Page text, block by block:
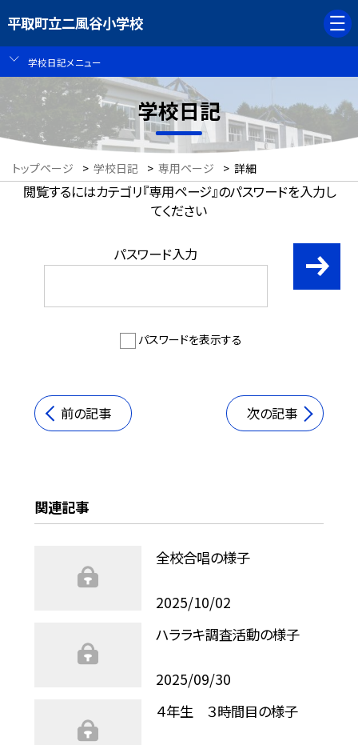
平取町立二風谷小学校
学校日記メニュー
学校日記
トップページ > 学校日記 > 専用ページ > 詳細
閲覧するにはカテゴリ『専用ページ』のパスワードを入力し
てください
パスワード入力
パスワードを表示する
前の記事 次の記事
関連記事
全校合唱の様子
2025/10/02
ハララキ調査活動の様子
2025/09/30
４年生 ３時間目の様子